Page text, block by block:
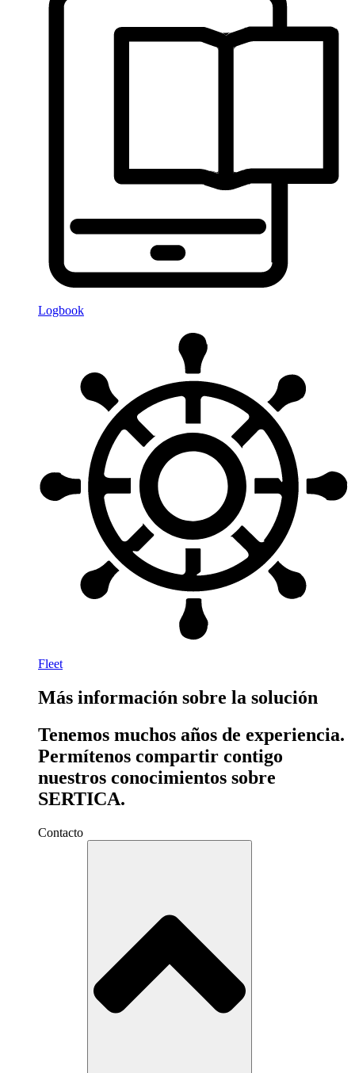
Logbook
Fleet
Más información sobre la solución
Tenemos muchos años de experiencia.
Permítenos compartir contigo
nuestros conocimientos sobre
SERTICA.
Contacto